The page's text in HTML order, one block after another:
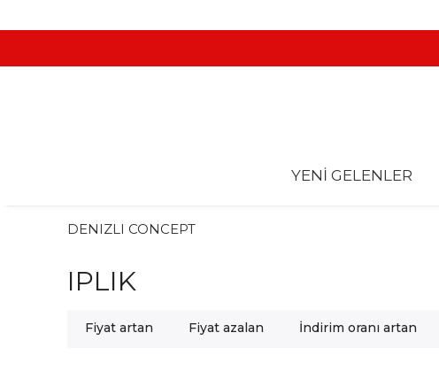
YENİ GELENLER
DENIZLI CONCEPT
IPLIK
Fiyat artan Fiyat azalan İndirim oranı artan